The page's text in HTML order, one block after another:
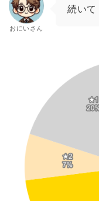
おにいさん
続いて